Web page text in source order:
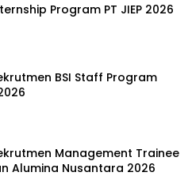
Program PT JIEP 2026
BSI Staff Program
Management Trainee
Alumina Nusantara 2026